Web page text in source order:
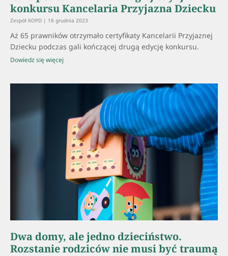
konkursu Kancelaria Przyjazna Dziecku
Zespół KOPD 18 grudnia 2023
Aż 65 prawników otrzymało certyfikaty Kancelarii Przyjaznej
Dziecku podczas gali kończącej drugą edycję konkursu.
Dowiedz się więcej
Dwa domy, ale jedno dzieciństwo.
Rozstanie rodziców nie musi być traumą